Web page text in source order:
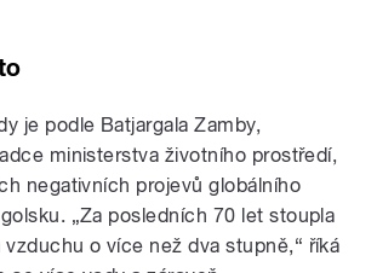
je podle Batjargala Zamby,
ministerstva životního prostředí,
negativních projevů globálního
„Za posledních 70 let stoupla
o více než dva stupně,“ říká